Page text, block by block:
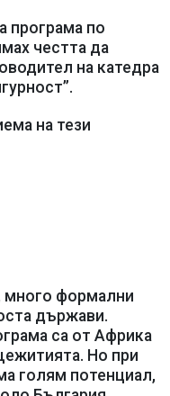
програма по
честта да
на катедра
на тези
много формални
държави.
са от Африка
Но при
голям потенциал,